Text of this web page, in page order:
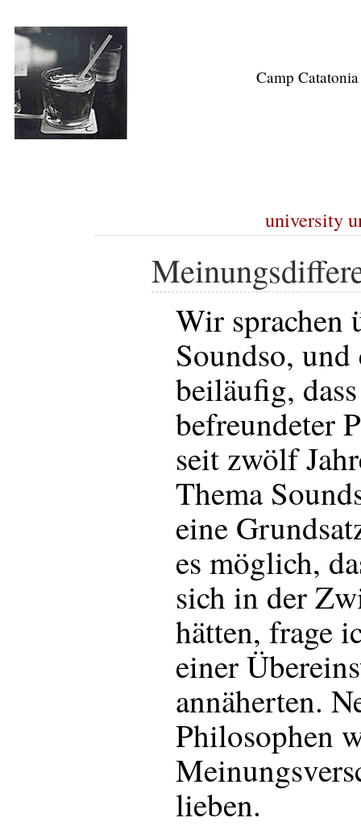
Camp Catatonia
university
Wir sprachen
Soundso,
beiläufig,
befreundeter
seit zwölf
Thema
eine
es möglich,
sich in der
hätten, frage
einer
annäherten.
Philosophen
lieben.